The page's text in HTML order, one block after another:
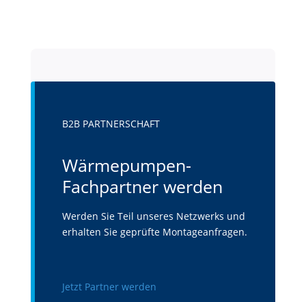
B2B PARTNERSCHAFT
Wärmepumpen-
Fachpartner werden
Werden Sie Teil unseres Netzwerks und
erhalten Sie geprüfte Montageanfragen.
Jetzt Partner werden